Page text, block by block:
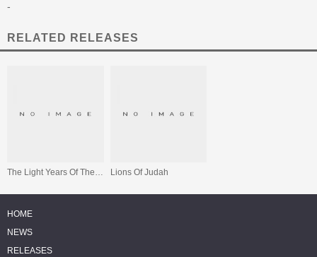
-
RELATED RELEASES
Lions Of Judah
HOME
NEWS
RELEASES